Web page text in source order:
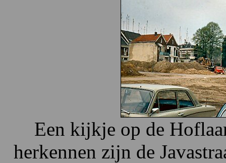
Een kijkje op de
herkennen zijn de